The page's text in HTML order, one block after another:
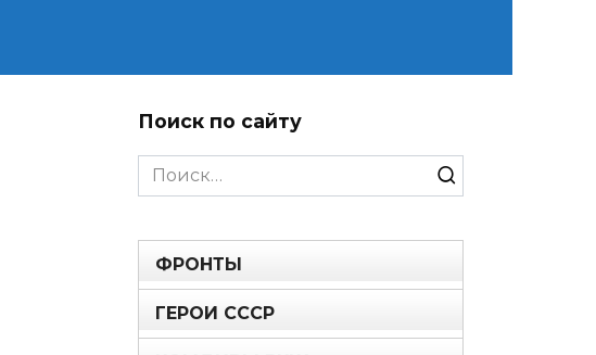
Поиск по сайту
Search
for:
ФРОНТЫ
ГЕРОИ СССР